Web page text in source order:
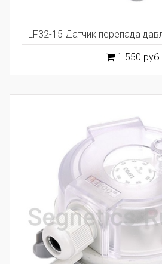
LF32-15 Датчик перепада
1 550 руб.